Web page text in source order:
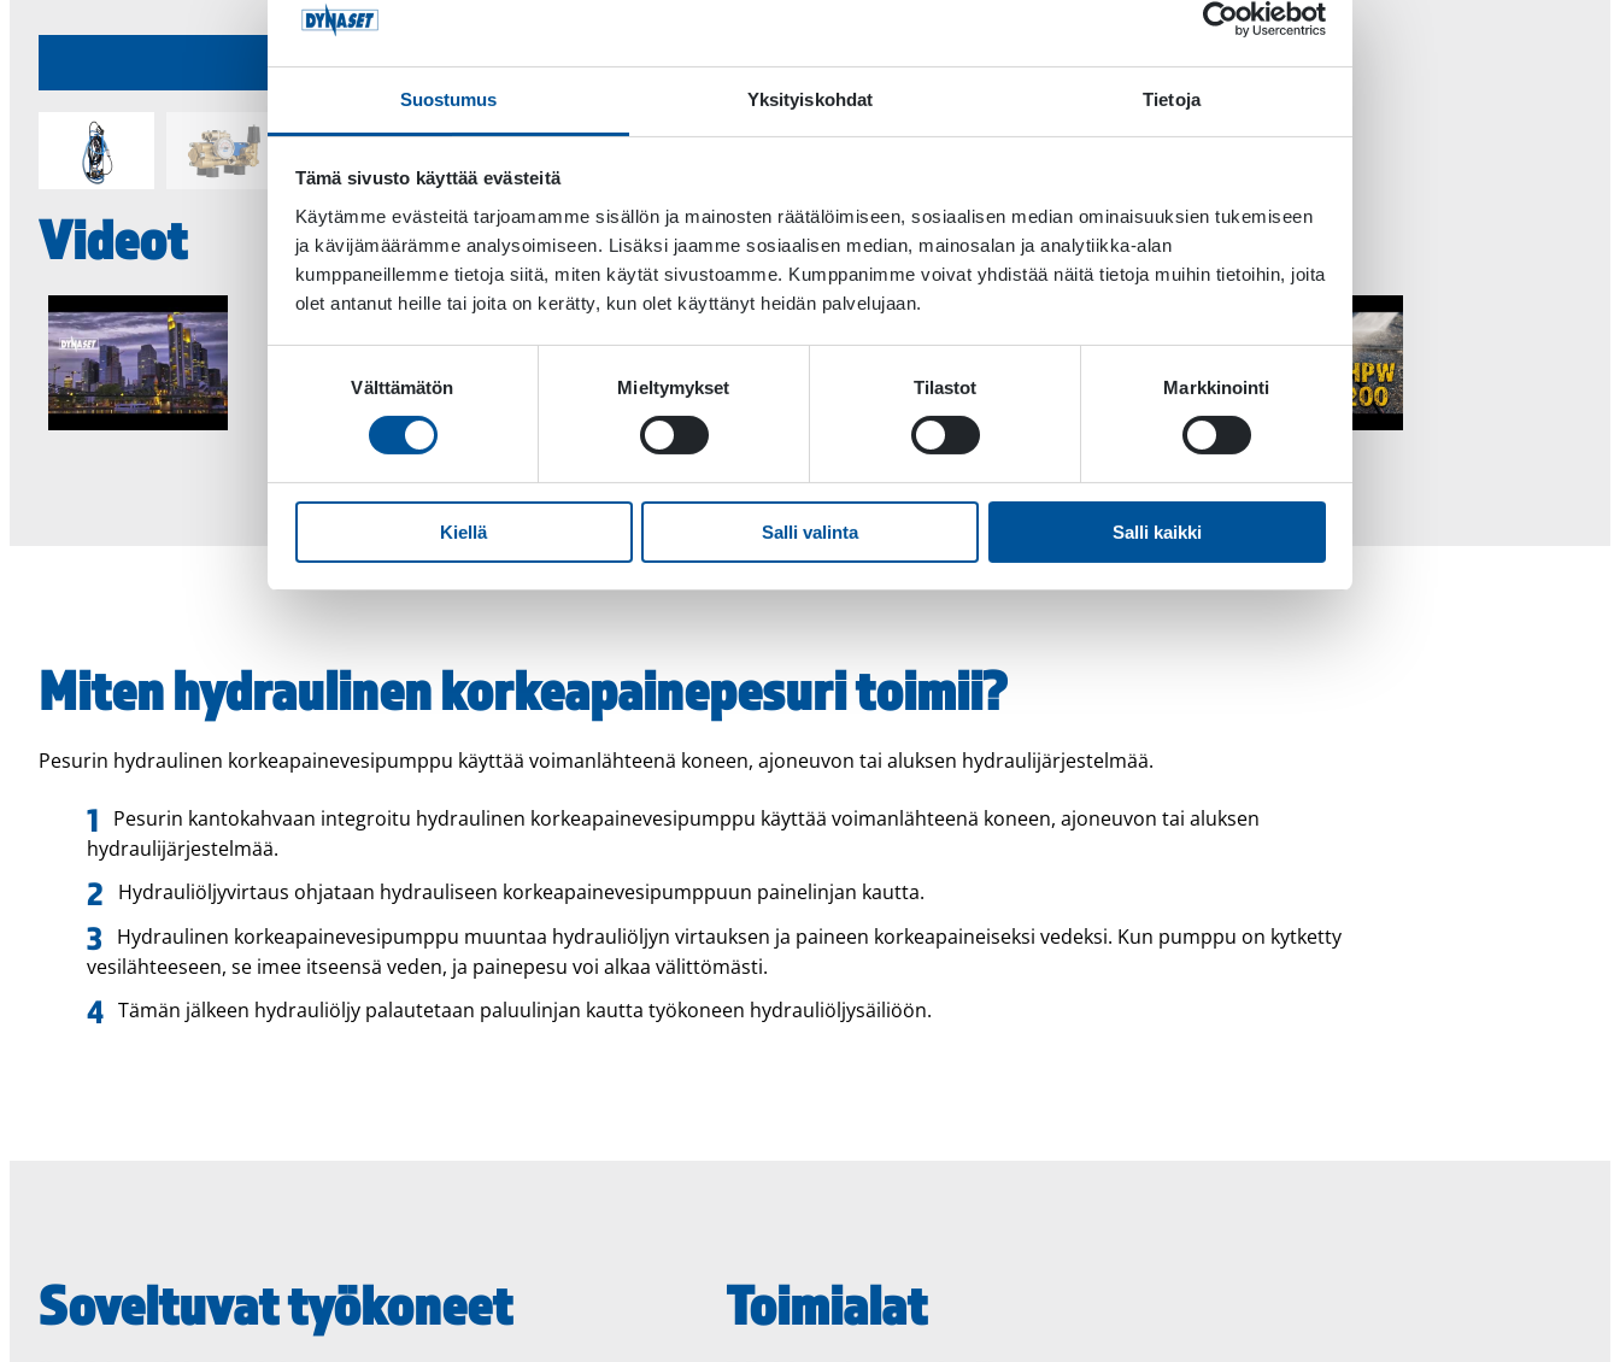
Suostumus Yksityiskohdat Tietoja
Tämä sivusto käyttää evästeitä
Käytämme evästeitä tarjoamamme sisällön ja mainosten räätälöimiseen, sosiaalisen median ominaisuuksien tukemiseen
ja kävijämäärämme analysoimiseen. Lisäksi jaamme sosiaalisen median, mainosalan ja analytiikka-alan
kumppaneillemme tietoja siitä, miten käytät sivustoamme. Kumppanimme voivat yhdistää näitä tietoja muihin tietoihin, joita
olet antanut heille tai joita on kerätty, kun olet käyttänyt heidän palvelujaan.
Välttämätön Mieltymykset Tilastot Markkinointi
Kiellä Salli valinta Salli kaikki
HPW 250 MOBI HPW250
Videot
Miten hydraulinen korkeapainepesuri toimii?
Pesurin hydraulinen korkeapainevesipumppu käyttää voimanlähteenä koneen, ajoneuvon tai aluksen hydraulijärjestelmää.
Pesurin kantokahvaan integroitu hydraulinen korkeapainevesipumppu käyttää voimanlähteenä koneen, ajoneuvon tai aluksen
hydraulijärjestelmää.
Hydrauliöljyvirtaus ohjataan hydrauliseen korkeapainevesipumppuun painelinjan kautta.
Hydraulinen korkeapainevesipumppu muuntaa hydrauliöljyn virtauksen ja paineen korkeapaineiseksi vedeksi. Kun pumppu on kytketty
vesilähteeseen, se imee itseensä veden, ja painepesu voi alkaa välittömästi.
Tämän jälkeen hydrauliöljy palautetaan paluulinjan kautta työkoneen hydrauliöljysäiliöön.
Soveltuvat työkoneet Toimialat